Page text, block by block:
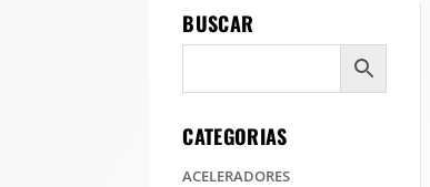
BUSCAR
CATEGORIAS
ACELERADORES